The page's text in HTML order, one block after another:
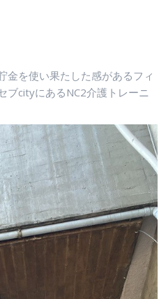
金を使い果たした感があるフィ
ブcityにあるNC2介護トレーニ